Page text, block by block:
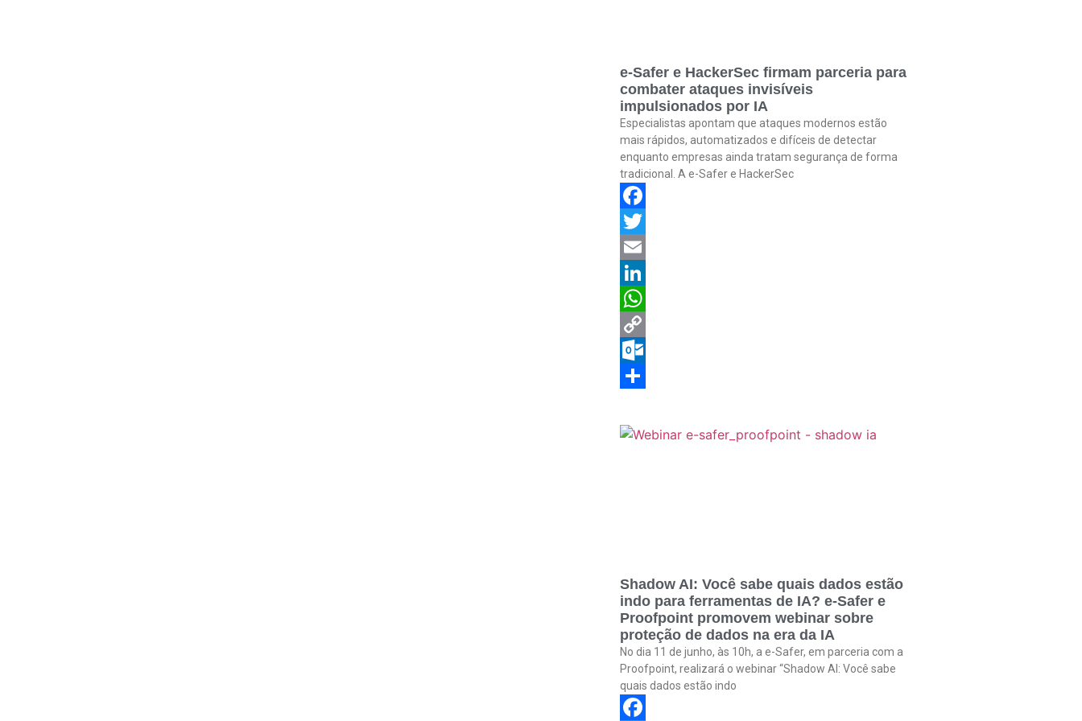
e-Safer e HackerSec firmam parceria para
combater ataques invisíveis
impulsionados por IA
Especialistas apontam que ataques modernos estão
mais rápidos, automatizados e difíceis de detectar
enquanto empresas ainda tratam segurança de forma
tradicional. A e-Safer e HackerSec
Facebook
Twitter
Email
LinkedIn
WhatsApp
Copy
Link
Outlook.com
Shadow AI: Você sabe quais dados estão
indo para ferramentas de IA? e-Safer e
Proofpoint promovem webinar sobre
proteção de dados na era da IA
No dia 11 de junho, às 10h, a e-Safer, em parceria com a
Proofpoint, realizará o webinar “Shadow AI: Você sabe
quais dados estão indo